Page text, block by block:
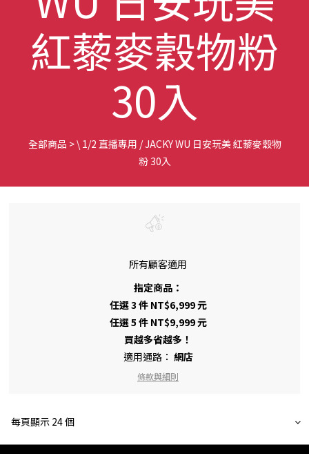
紅藜麥穀物粉
30入
全部商品 >\ 1/2 直播專用 / JACKY WU 日安玩美 紅藜麥穀物
粉 30入
所有顧客適用
指定商品：
任選 3 件 NT$6,999 元
任選 5 件 NT$9,999 元
買越多省越多！
適用通路： 網店
條款與細則
每頁顯示 24 個